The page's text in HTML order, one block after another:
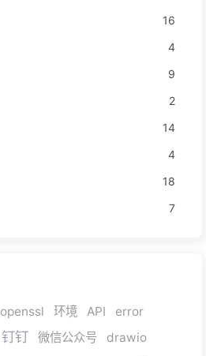
16
4
9
2
14
4
18
7
openssl 环境 API
error
钉钉 微信公众号 drawio